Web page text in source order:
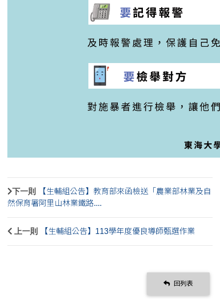
下一則
【生輔組公告】教育部來函檢送「農業部林業及自
然保育署阿里山林業鐵路....
上一則 【生輔組公告】113學年度優良導師甄選作業
回列表